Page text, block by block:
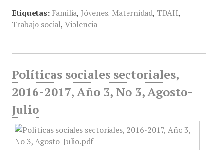
Etiquetas: Familia, Jóvenes, Maternidad, TDAH,
Trabajo social, Violencia
Políticas sociales sectoriales,
2016-2017, Año 3, No 3, Agosto-
Julio